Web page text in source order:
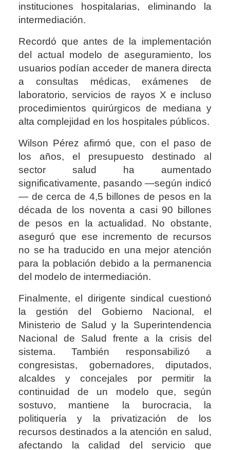
instituciones hospitalarias, eliminando la
intermediación.
Recordó que antes de la implementación
del actual modelo de aseguramiento, los
usuarios podían acceder de manera directa
a consultas médicas, exámenes de
laboratorio, servicios de rayos X e incluso
procedimientos quirúrgicos de mediana y
alta complejidad en los hospitales públicos.
Wilson Pérez afirmó que, con el paso de
los años, el presupuesto destinado al
sector salud ha aumentado
significativamente, pasando —según indicó
— de cerca de 4,5 billones de pesos en la
década de los noventa a casi 90 billones
de pesos en la actualidad. No obstante,
aseguró que ese incremento de recursos
no se ha traducido en una mejor atención
para la población debido a la permanencia
del modelo de intermediación.
Finalmente, el dirigente sindical cuestionó
la gestión del Gobierno Nacional, el
Ministerio de Salud y la Superintendencia
Nacional de Salud frente a la crisis del
sistema. También responsabilizó a
congresistas, gobernadores, diputados,
alcaldes y concejales por permitir la
continuidad de un modelo que, según
sostuvo, mantiene la burocracia, la
politiquería y la privatización de los
recursos destinados a la atención en salud,
afectando la calidad del servicio que